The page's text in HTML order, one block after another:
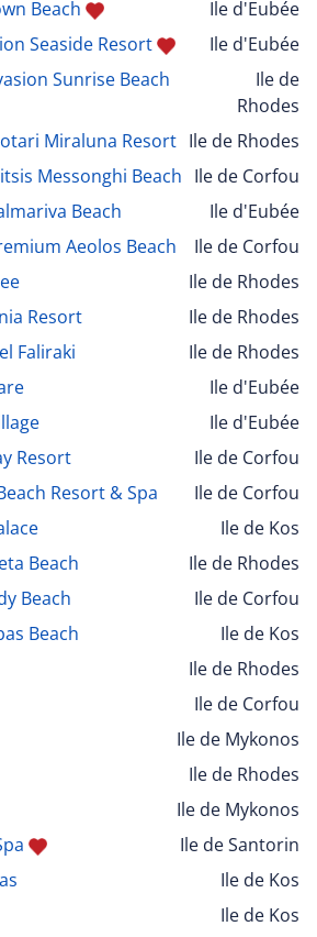
Beach
Ile d'Eubée
Seaside Resort
Ile d'Eubée
Sunrise Beach
Ile de
Rhodes
Miraluna Resort Ile de Rhodes
Messonghi Beach Ile de Corfou
Beach
Ile d'Eubée
Aeolos Beach
Ile de Corfou
Ile de Rhodes
Resort
Ile de Rhodes
Faliraki
Ile de Rhodes
Ile d'Eubée
Ile d'Eubée
Resort
Ile de Corfou
Resort & Spa
Ile de Corfou
Ile de Kos
Beach
Ile de Rhodes
Beach
Ile de Corfou
Beach
Ile de Kos
Ile de Rhodes
Ile de Corfou
Ile de Mykonos
Ile de Rhodes
Ile de Mykonos
Ile de Santorin
Ile de Kos
Ile de Kos